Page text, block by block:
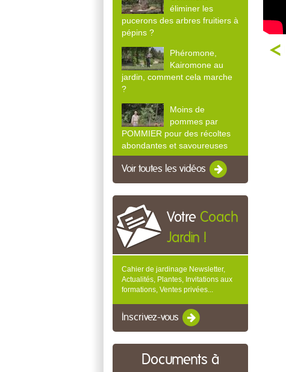
éliminer les
pucerons des arbres fruitiers à
pépins ?
Phéromone,
Kairomone au
jardin, comment cela marche
?
Moins de
pommes par
POMMIER pour des récoltes
abondantes et savoureuses
Voir toutes les vidéos
Votre Coach
Jardin !
Cahier de jardinage Newsletter,
Actualités, Plantes, Invitations aux
formations, Ventes privées...
Inscrivez-vous
Documents à